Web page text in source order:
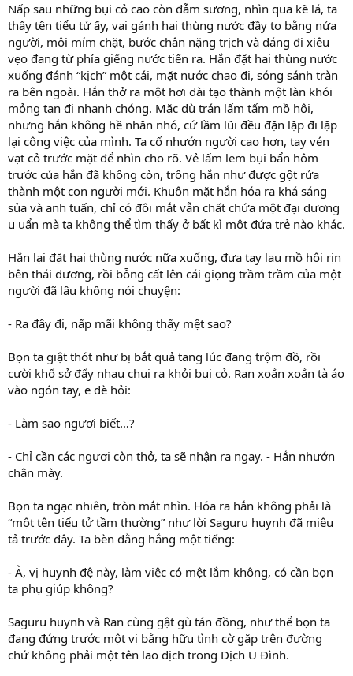
Nấp sau những bụi cỏ cao còn đẫm sương, nhìn qua kẽ lá, ta
thấy tên tiểu tử ấy, vai gánh hai thùng nước đầy to bằng nửa
người, môi mím chặt, bước chân nặng trịch và dáng đi xiêu
vẹo đang từ phía giếng nước tiến ra. Hắn đặt hai thùng nước
xuống đánh “kịch” một cái, mặt nước chao đi, sóng sánh tràn
ra bên ngoài. Hắn thở ra một hơi dài tạo thành một làn khói
mỏng tan đi nhanh chóng. Mặc dù trán lấm tấm mồ hôi,
nhưng hắn không hề nhăn nhó, cứ lầm lũi đều đặn lặp đi lặp
lại công việc của mình. Ta cố nhướn người cao hơn, tay vén
vạt cỏ trước mặt để nhìn cho rõ. Vẻ lấm lem bụi bẩn hôm
trước của hắn đã không còn, trông hắn như được gột rửa
thành một con người mới. Khuôn mặt hắn hóa ra khá sáng
sủa và anh tuấn, chỉ có đôi mắt vẫn chất chứa một đại dương
u uẩn mà ta không thể tìm thấy ở bất kì một đứa trẻ nào khác.
Hắn lại đặt hai thùng nước nữa xuống, đưa tay lau mồ hôi rịn
bên thái dương, rồi bỗng cất lên cái giọng trầm trầm của một
người đã lâu không nói chuyện:
- Ra đây đi, nấp mãi không thấy mệt sao?
Bọn ta giật thót như bị bắt quả tang lúc đang trộm đồ, rồi
cười khổ sở đẩy nhau chui ra khỏi bụi cỏ. Ran xoắn xoắn tà áo
vào ngón tay, e dè hỏi:
- Làm sao ngươi biết…?
- Chỉ cần các ngươi còn thở, ta sẽ nhận ra ngay. - Hắn nhướn
chân mày.
Bọn ta ngạc nhiên, tròn mắt nhìn. Hóa ra hắn không phải là
“một tên tiểu tử tầm thường” như lời Saguru huynh đã miêu
tả trước đây. Ta bèn đằng hắng một tiếng:
- À, vị huynh đệ này, làm việc có mệt lắm không, có cần bọn
ta phụ giúp không?
Saguru huynh và Ran cùng gật gù tán đồng, như thể bọn ta
đang đứng trước một vị bằng hữu tình cờ gặp trên đường
chứ không phải một tên lao dịch trong Dịch U Đình.